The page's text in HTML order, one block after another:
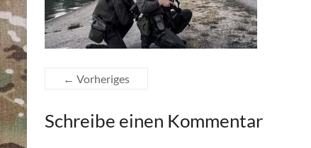
← Vorheriges
Schreibe einen Kommentar